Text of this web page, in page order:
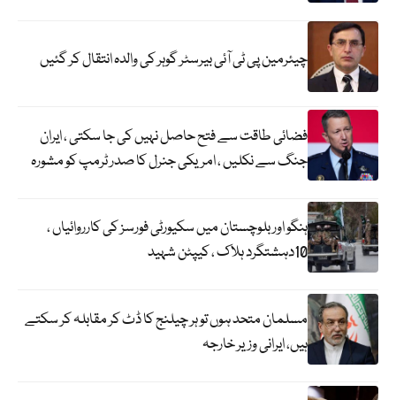
چیئرمین پی ٹی آئی بیرسٹر گوہر کی والدہ انتقال کر گئیں
فضائی طاقت سے فتح حاصل نہیں کی جا سکتی ، ایران
جنگ سے نکلیں ، امریکی جنرل کا صدر ٹرمپ کو مشورہ
ہنگو اور بلوچستان میں سکیورٹی فورسز کی کارروائیاں ،
10دہشتگرد ہلاک ، کیپٹن شہید
مسلمان متحد ہوں تو ہر چیلنج کا ڈٹ کر مقابلہ کر سکتے
ہیں، ایرانی وزیر خارجہ